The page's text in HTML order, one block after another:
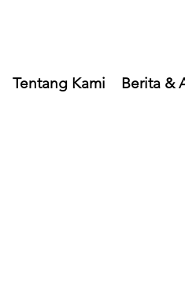
Tentang Kami Berita &